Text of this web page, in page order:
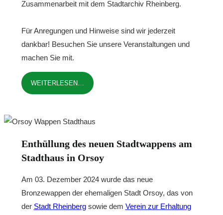
Zusammenarbeit mit dem Stadtarchiv Rheinberg.
Für Anregungen und Hinweise sind wir jederzeit
dankbar! Besuchen Sie unsere Veranstaltungen und
machen Sie mit.
WEITERLESEN…
Enthüllung des neuen Stadtwappens am
Stadthaus in Orsoy
Am 03. Dezember 2024 wurde das neue
Bronzewappen der ehemaligen Stadt Orsoy, das von
der Stadt Rheinbergsowie dem Verein zur Erhaltung